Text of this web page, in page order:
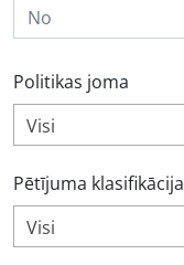
Politikas joma
Visi
Pētījuma klasifikācija
Visi